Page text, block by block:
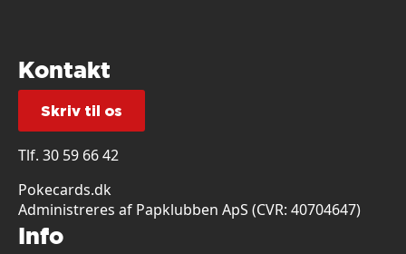
Kontakt
Skriv til os
Tlf. 30 59 66 42
Pokecards.dk
Administreres af Papklubben ApS (CVR: 40704647)
Info